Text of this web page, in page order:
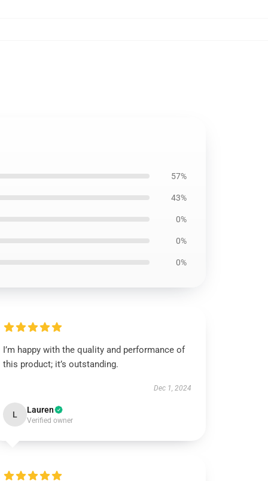
57%
43%
0%
0%
0%
I’m happy with the quality and performance of
this product; it’s outstanding.
Dec 1, 2024
L Lauren
Verified owner